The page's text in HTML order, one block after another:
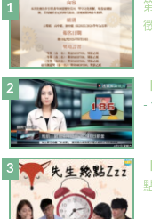
-